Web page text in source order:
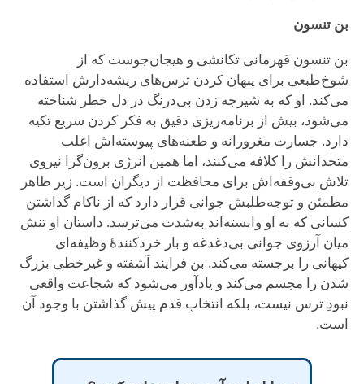
بن تنسون
بن تنسون قهرمانی تکانشی و هیجان‌جوست که از
شوخ‌طبعی برای پنهان کردن ترس‌های ریشه‌دارش استفاده
می‌کند. او که به شیرجه زدن بی‌درنگ در دل خطر شناخته
می‌شود، بیش از برنامه‌ریزی دقیق به فکر کردن سریع تکیه
دارد. جسارت مغرورانه و طعنه‌های پیوسته‌اش اغلب
متحدانش را کلافه می‌کنند، اما همین انرژی برون‌گرا نیروی
تلاش بی‌وقفه‌اش برای محافظت از دیگران است. زیر ظاهر
مطمئن و توجه‌طلبش جوانی قرار دارد که از ناکام گذاشتن
کسانی که به او وابسته‌اند به‌شدت می‌ترسد. داستان او تنش
میان آرزوی جوانی بی‌دغدغه و بار خردکنندهٔ وظیفه‌ای
کیهانی را برجسته می‌کند. بن فرایند آشفته و غیرخطی بزرگ
شدن را مجسم می‌کند و یادآور می‌شود که شجاعت واقعی
نبودِ ترس نیست، بلکه انتخابِ قدم پیش گذاشتن با وجود آن
است.